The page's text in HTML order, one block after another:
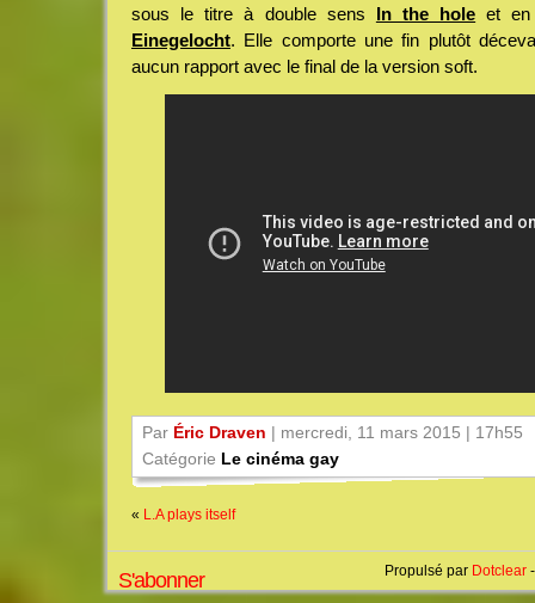
sous le titre à double sens In the hole et en
Einegelocht. Elle comporte une fin plutôt
aucun rapport avec le final de la version soft.
Par Éric Draven | mercredi, 11 mars 2015 | 17h55
Catégorie Le cinéma gay
« L.A plays itself
S'abonner Propulsé par Dotclear